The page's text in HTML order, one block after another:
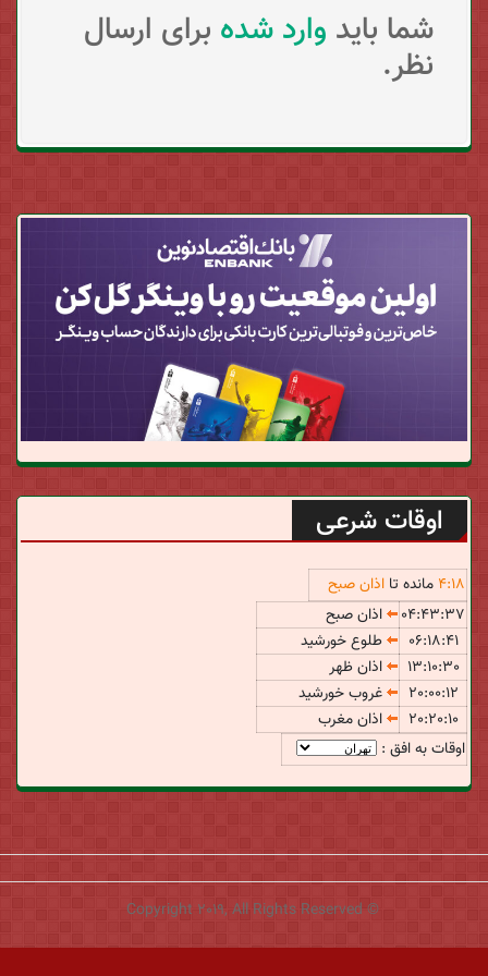
شما باید وارد شده برای ارسال
نظر.
اوقات شرعی
4:18 مانده تا اذان صبح
04:43:37
اذان صبح
06:18:41
طلوع خورشید
13:10:30
اذان ظهر
20:00:12
غروب خورشید
20:20:10
اذان مغرب
اوقات به افق :
© Copyright 2019, All Rights Reserved